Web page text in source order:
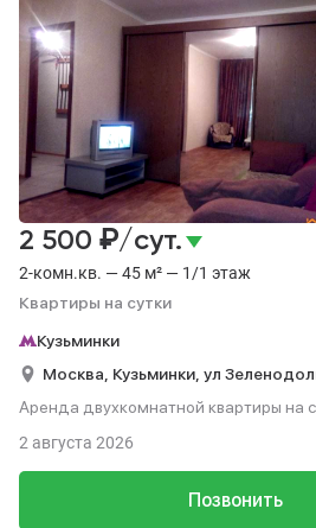
2-комн.кв. — 45 м² — 1/1 этаж
Квартиры на сутки
2 500 ₽/сут.
Кузьминки
Москва, Кузьминки, ул
Аренда двухкомнатной квартиры на
Позвонить
2 августа 2026